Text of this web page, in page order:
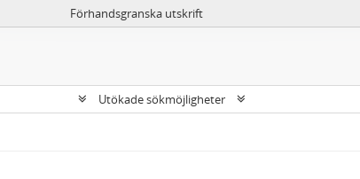
Förhandsgranska utskrift
Utökade sökmöjligheter